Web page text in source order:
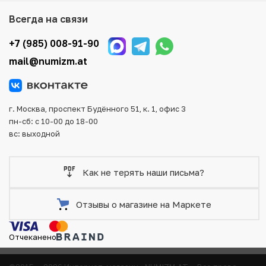
того, возможен самовывоз товара из офиса магазина.
Для вашего удобства представлены несколько способов
оплаты и доставки заказа. Все отправления надежно и
тщательно упаковываются, что исключает возможность
Всегда на связи
+7 (985) 008-91-90
mail@numizm.at
г. Москва, проспект Будённого 51, к. 1, офис 3
пн-сб: с 10-00 до 18-00
вс: выходной
Как не терять наши письма?
Отзывы о магазине на Маркете
Отчеканено